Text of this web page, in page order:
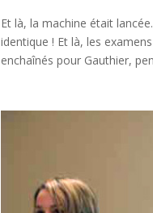
Et là, la machine était
identique ! Et là, les
enchaînés pour Gauthier,